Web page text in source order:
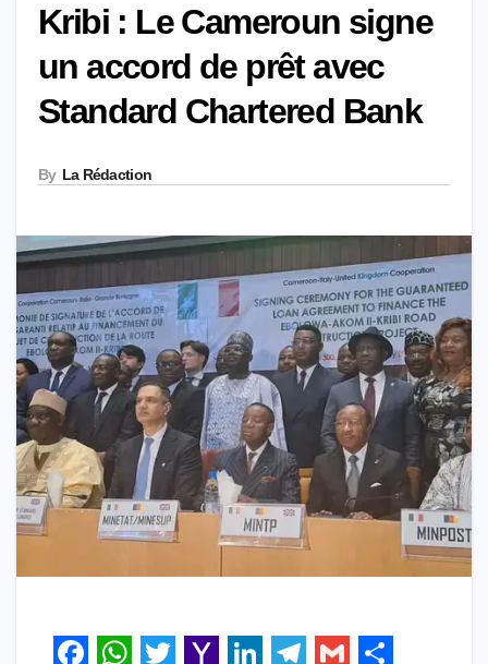
Kribi : Le Cameroun signe
un accord de prêt avec
Standard Chartered Bank
By La Rédaction